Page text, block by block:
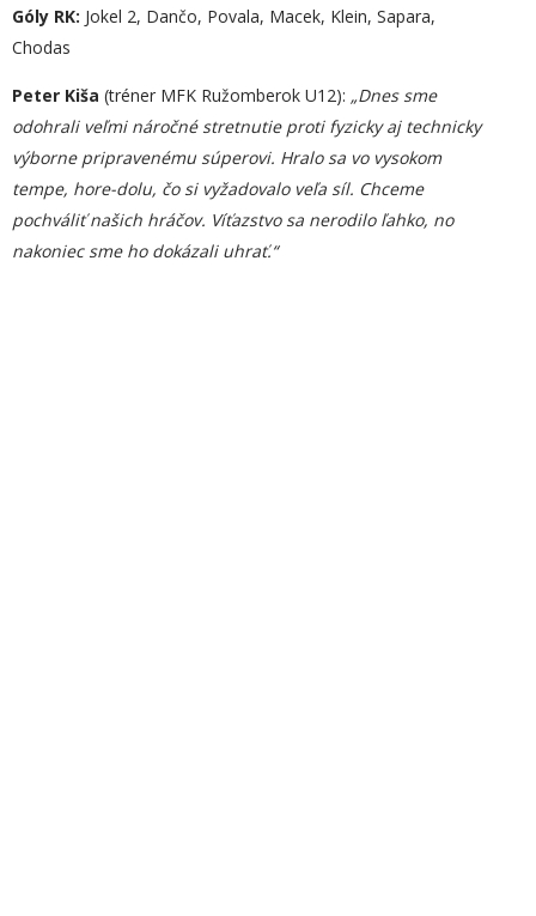
Góly RK: Jokel 2, Dančo, Povala, Macek, Klein, Sapara,
Chodas
Peter Kiša (tréner MFK Ružomberok U12): „Dnes sme
odohrali veľmi náročné stretnutie proti fyzicky aj technicky
výborne pripravenému súperovi. Hralo sa vo vysokom
tempe, hore-dolu, čo si vyžadovalo veľa síl. Chceme
pochváliť našich hráčov. Víťazstvo sa nerodilo ľahko, no
nakoniec sme ho dokázali uhrať.“